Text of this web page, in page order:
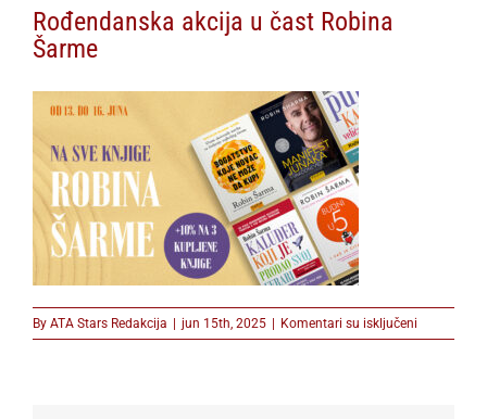
Rođendanska akcija u čast Robina
Šarme
By ATA Stars Redakcija | jun 15th, 2025 | Komentari su isključeni